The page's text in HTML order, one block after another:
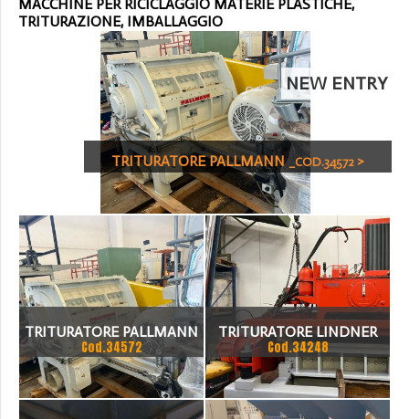
MACCHINE PER RICICLAGGIO MATERIE PLASTICHE,
TRITURAZIONE, IMBALLAGGIO
NEW ENTRY
TRITURATORE PALLMANN _COD.34572 >
TRITURATORE PALLMANN
Cod.34572
TRITURATORE LINDNER
Cod.34248